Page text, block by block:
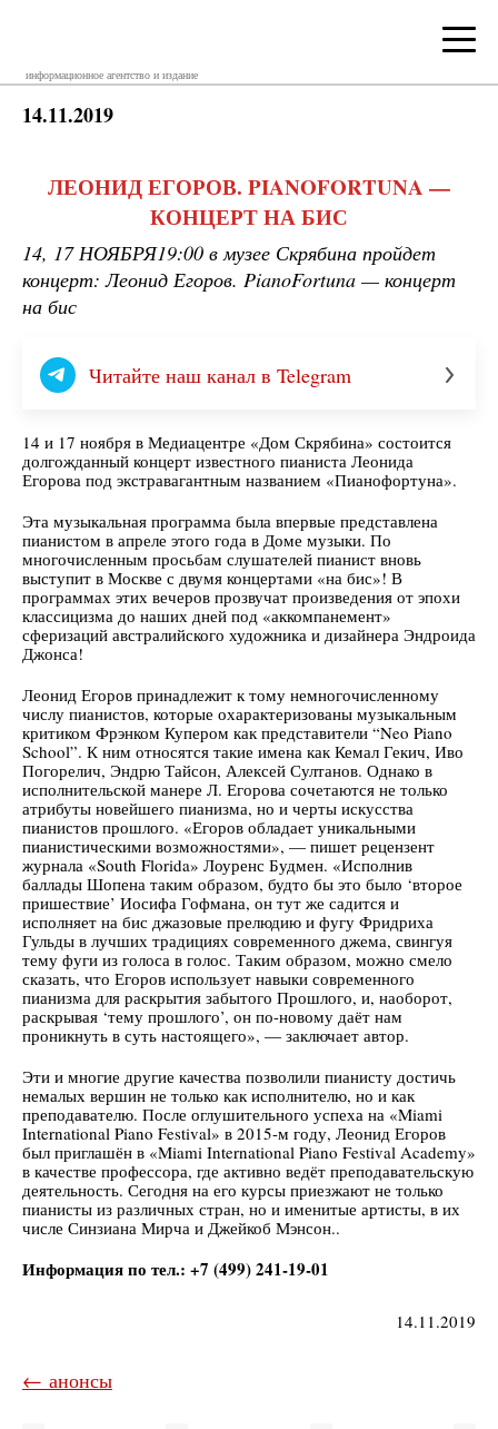
информационное агентство и издание
14.11.2019
ЛЕОНИД ЕГОРОВ. PIANOFORTUNA —
КОНЦЕРТ НА БИС
14, 17 НОЯБРЯ19:00 в музее Скрябина пройдет
концерт: Леонид Егоров. PianoFortuna — концерт
на бис
Читайте наш канал в Telegram
14 и 17 ноября в Медиацентре «Дом Скрябина» состоится
долгожданный концерт известного пианиста Леонида
Егорова под экстравагантным названием «Пианофортуна».
Эта музыкальная программа была впервые представлена
пианистом в апреле этого года в Доме музыки. По
многочисленным просьбам слушателей пианист вновь
выступит в Москве с двумя концертами «на бис»! В
программах этих вечеров прозвучат произведения от эпохи
классицизма до наших дней под «аккомпанемент»
сферизаций австралийского художника и дизайнера Эндроида
Джонса!
Леонид Егоров принадлежит к тому немногочисленному
числу пианистов, которые охарактеризованы музыкальным
критиком Фрэнком Купером как представители “Neo Piano
School”. К ним относятся такие имена как Кемал Гекич, Иво
Погорелич, Эндрю Тайсон, Алексей Султанов. Однако в
исполнительской манере Л. Егорова сочетаются не только
атрибуты новейшего пианизма, но и черты искусства
пианистов прошлого. «Егоров обладает уникальными
пианистическими возможностями», — пишет рецензент
журнала «South Florida» Лоуренс Будмен. «Исполнив
баллады Шопена таким образом, будто бы это было ‘второе
пришествие’ Иосифа Гофмана, он тут же садится и
исполняет на бис джазовые прелюдию и фугу Фридриха
Гульды в лучших традициях современного джема, свингуя
тему фуги из голоса в голос. Таким образом, можно смело
сказать, что Егоров использует навыки современного
пианизма для раскрытия забытого Прошлого, и, наоборот,
раскрывая ‘тему прошлого’, он по-новому даёт нам
проникнуть в суть настоящего», — заключает автор.
Эти и многие другие качества позволили пианисту достичь
немалых вершин не только как исполнителю, но и как
преподавателю. После оглушительного успеха на «Miami
International Piano Festival» в 2015-м году, Леонид Егоров
был приглашён в «Miami International Piano Festival Academy»
в качестве профессора, где активно ведёт преподавательскую
деятельность. Сегодня на его курсы приезжают не только
пианисты из различных стран, но и именитые артисты, в их
числе Синзиана Мирча и Джейкоб Мэнсон..
Информация по тел.: +7 (499) 241-19-01
14.11.2019
← анонсы